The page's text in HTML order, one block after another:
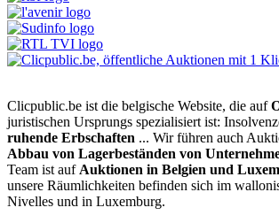
Clicpublic.be ist die belgische Website, die auf
juristischen Ursprungs spezialisiert ist:
ruhende Erbschaften ... Wir führen auch
Abbau von Lagerbeständen von
Team ist auf Auktionen in Belgien und
unsere Räumlichkeiten befinden sich im
Nivelles und in Luxemburg.